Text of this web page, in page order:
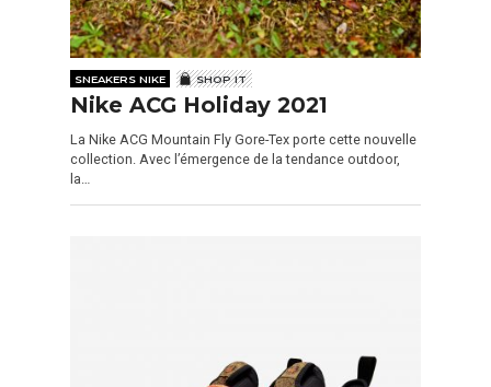
SNEAKERS NIKE SHOP IT
Nike ACG Holiday 2021
La Nike ACG Mountain Fly Gore-Tex porte cette nouvelle
collection. Avec l’émergence de la tendance outdoor,
la…